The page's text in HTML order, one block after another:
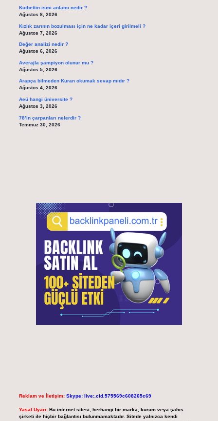
Kutbettin ismi anlamı nedir ?
Ağustos 8, 2026
Kızlık zarının bozulması için ne kadar içeri girilmeli ?
Ağustos 7, 2026
Değer analizi nedir ?
Ağustos 6, 2026
Averajla şampiyon olunur mu ?
Ağustos 5, 2026
Arapça bilmeden Kuran okumak sevap mıdır ?
Ağustos 4, 2026
Aeü hangi üniversite ?
Ağustos 3, 2026
78’in çarpanları nelerdir ?
Temmuz 30, 2026
Reklam ve İletişim: Skype: live:.cid.575569c608265c69
Yasal Uyarı: Bu internet sitesi, herhangi bir marka, kurum veya şahıs
şirketi ile hiçbir bağlantısı bulunmamaktadır. Sitede yalnızca kendi